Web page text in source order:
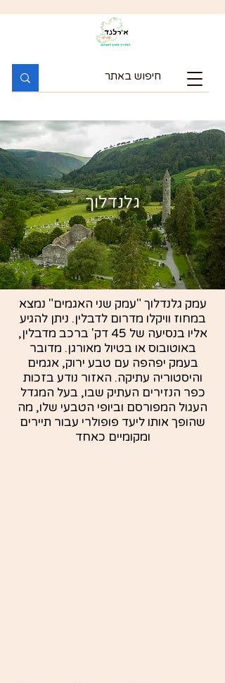
גלנדלוך
עמק גלנדלוך "עמק שני האגמים" נמצא
במחוז וויקלו מדרום לדבלין. ניתן להגיע
אליו בנסיעה של 45 דק' ברכב מדבלין,
באוטובוס או בטיול מאורגן. מדובר
בעמק יפהפה עם טבע ירוק, אגמים
והיסטוריה עתיקה. האזור נודע בזכות
כפר הנזירים העתיק שבו, בעל המגדל
העגול המפורסם וביופי הטבעי שלו, מה
שהופך אותו ליעד פופולרי עבור תיירים
ומקומיים כאחד